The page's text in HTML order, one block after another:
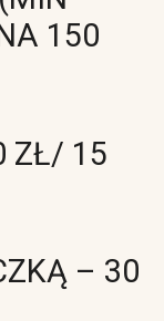
150
ZŁ/ 15
– 30